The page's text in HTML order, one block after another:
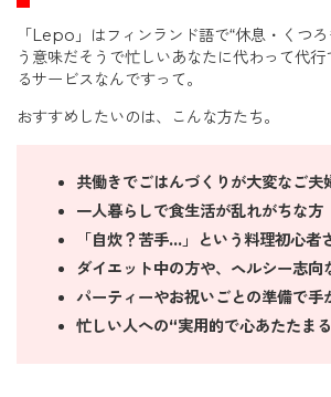
「Lepo」はフィンランド語で“休息・くつ
う意味だそうで忙しいあなたに代わって代
るサービスなんですって。
おすすめしたいのは、こんな方たち。
共働きでごはんづくりが大変なご夫
一人暮らしで食生活が乱れがちな方
「自炊？苦手…」という料理初心者
ダイエット中の方や、ヘルシー志向
パーティーやお祝いごとの準備で手
忙しい人への“実用的で心あたたま